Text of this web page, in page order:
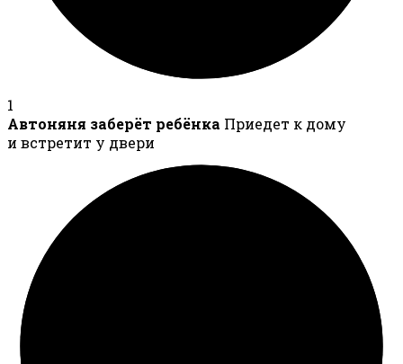
1
Автоняня заберёт ребёнка Приедет к дому
и встретит у двери